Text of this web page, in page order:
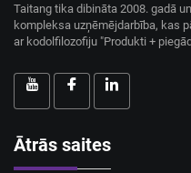
Taitang tika dibināta 2008. gadā
kompleksa uzņēmējdarbība, kas
ar kodolfilozofiju "Produkti +
Ātrās saites